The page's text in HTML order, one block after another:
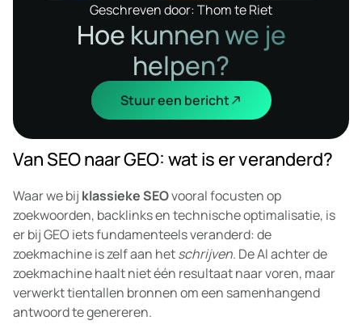
Geschreven door: Thom te Riet
Hoe kunnen we je
helpen?
Stuur een bericht
Van SEO naar GEO: wat is er veranderd?
Waar we bij klassieke SEOvooral focusten op
zoekwoorden, backlinks en technische optimalisatie, is
er bij GEO iets fundamenteels veranderd: de
zoekmachine is zelf aan hetschrijven. De AI achter de
zoekmachine haalt niet één resultaat naar voren, maar
verwerkt tientallen bronnen om een samenhangend
antwoord te genereren.